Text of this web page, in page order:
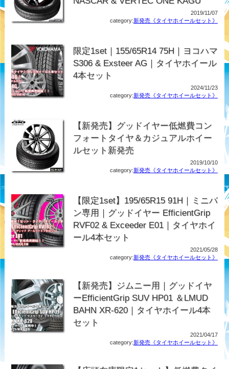
2019/11/07
category:新発売《タイヤホイールセット》
限定1set｜155/65R14 75H｜ヨコハマ
S306 & Exsteer AG｜タイヤホイール
4本セット
2024/11/23
category:新発売《タイヤホイールセット》
【新発売】グッドイヤー低燃費コン
フォートタイヤ＆カジュアルホイー
ルセット新発売
2019/10/10
category:新発売《タイヤホイールセット》
【限定1set】195/65R15 91H｜ミニバ
ン専用｜グッドイヤー EfficientGrip
RVF02 & Exceeder E01｜タイヤホイ
ール4本セット
2021/05/28
category:新発売《タイヤホイールセット》
【新発売】ジムニー用｜グッドイヤ
ーEfficientGrip SUV HP01 ＆LMUD
BAHN XR-620｜タイヤホイール4本
セット
2021/04/17
category:新発売《タイヤホイールセット》